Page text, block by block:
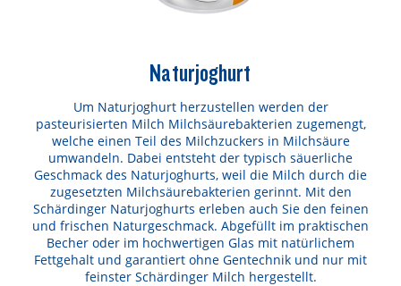
Naturjoghurt
Um Naturjoghurt herzustellen werden der
pasteurisierten Milch Milchsäurebakterien zugemengt,
welche einen Teil des Milchzuckers in Milchsäure
umwandeln. Dabei entsteht der typisch säuerliche
Geschmack des Naturjoghurts, weil die Milch durch die
zugesetzten Milchsäurebakterien gerinnt. Mit den
Schärdinger Naturjoghurts erleben auch Sie den feinen
und frischen Naturgeschmack. Abgefüllt im praktischen
Becher oder im hochwertigen Glas mit natürlichem
Fettgehalt und garantiert ohne Gentechnik und nur mit
feinster Schärdinger Milch hergestellt.